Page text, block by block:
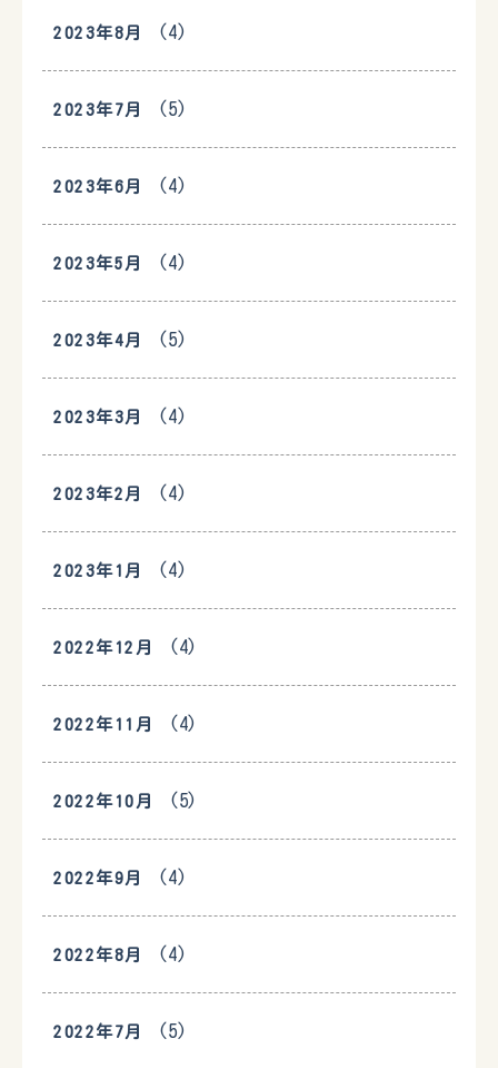
2023年8月 (4)
2023年7月 (5)
2023年6月 (4)
2023年5月 (4)
2023年4月 (5)
2023年3月 (4)
2023年2月 (4)
2023年1月 (4)
2022年12月 (4)
2022年11月 (4)
2022年10月 (5)
2022年9月 (4)
2022年8月 (4)
2022年7月 (5)